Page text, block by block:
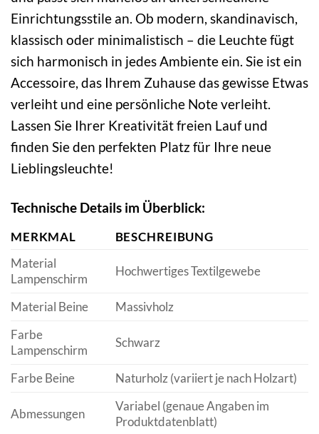
Einrichtungsstile an. Ob modern, skandinavisch,
klassisch oder minimalistisch – die Leuchte fügt
sich harmonisch in jedes Ambiente ein. Sie ist ein
Accessoire, das Ihrem Zuhause das gewisse Etwas
verleiht und eine persönliche Note verleiht.
Lassen Sie Ihrer Kreativität freien Lauf und
finden Sie den perfekten Platz für Ihre neue
Lieblingsleuchte!
Technische Details im Überblick:
MERKMAL
BESCHREIBUNG
Material
Lampenschirm
Hochwertiges Textilgewebe
Material Beine
Massivholz
Farbe
Lampenschirm
Schwarz
Farbe Beine Naturholz (variiert je nach Holzart)
Abmessungen
Variabel (genaue Angaben im
Produktdatenblatt)